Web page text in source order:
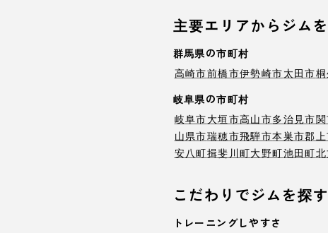
主要エリアからジム
群馬県の市町村
高崎市前橋市伊勢崎市太田市
岐阜県の市町村
岐阜市大垣市高山市多治見市
山県市瑞穂市飛騨市本巣市郡
安八町揖斐川町大野町池田町
こだわりでジムを探す
トレーニングしやすさ